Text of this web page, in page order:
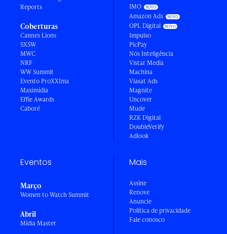
Reports
Coberturas
Cannes Lions
SXSW
MWC
NRF
WW Summit
Evento ProXXIma
Maximídia
Effie Awards
Caboré
IMO
Amazon Ads
OPL Digital
Impulso
PicPay
Nós Inteligência
Vistar Media
Machina
Viasat Ads
Magnite
Uncover
Mude
RZK Digital
DoubleVerify
Adlook
Eventos
Março
Women to Watch Summit
Abril
Mídia Master
Mais
Assine
Renove
Anuncie
Política de privacidade
Fale conosco